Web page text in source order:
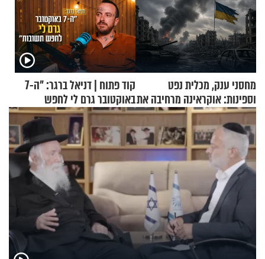
מחסני ענק, מכלית נפט
וספינות: אוקראינה מרחיבה את
התקיפות בעומק רוסיה
קוד פתוח | דניאל ברגר: "ה-7
באוקטובר גרם לי לחפש
תשובות"